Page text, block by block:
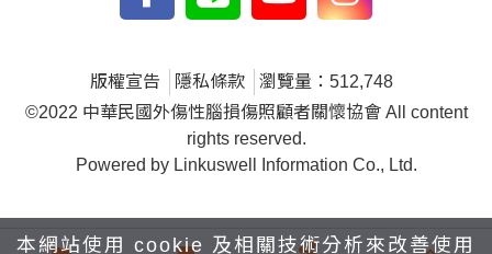
版權宣告 隱私條款
瀏覽量：512,748
©2022 中華民國外傷性腦損傷照顧者關懷協會 All content
rights reserved.
Powered by Linkuswell Information Co., Ltd.
本網站使用 cookie 及相關技術分析來改善使用